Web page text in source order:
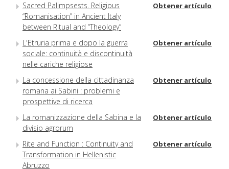
Sacred Palimpsests. Religious
“Romanisation” in Ancient Italy
between Ritual and “Theology”
Obtener artículo
L'Etruria prima e dopo la guerra
sociale: continuità e discontinuità
nelle cariche religiose
Obtener artículo
La concessione della cittadinanza
romana ai Sabini : problemi e
prospettive di ricerca
Obtener artículo
La romanizzazione della Sabina e la
divisio agrorum
Obtener artículo
Rite and Function : Continuity and
Transformation in Hellenistic
Abruzzo
Obtener artículo